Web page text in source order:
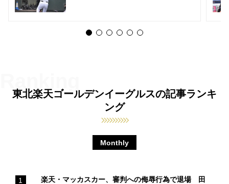
東北楽天ゴールデンイーグルスの記事ランキ
ング
Monthly
楽天・マッカスカー、審判への侮辱行為で退場 田